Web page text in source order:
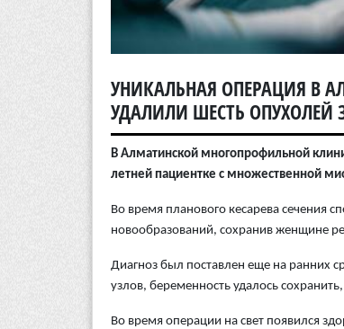
УНИКАЛЬНАЯ ОПЕРАЦИЯ В
УДАЛИЛИ ШЕСТЬ ОПУХОЛЕЙ
В Алматинской многопрофильной
летней пациентке с множественной
Во время планового кесарева сечения
новообразований, сохранив женщине
Диагноз был поставлен еще на ранних
узлов, беременность удалось
Во время операции на свет появился